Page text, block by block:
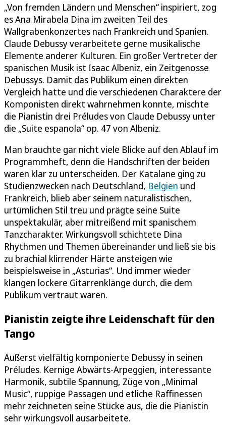
„Von fremden Ländern und Menschen“ inspiriert, zog
es Ana Mirabela Dina im zweiten Teil des
Wallgrabenkonzertes nach Frankreich und Spanien.
Claude Debussy verarbeitete gerne musikalische
Elemente anderer Kulturen. Ein großer Vertreter der
spanischen Musik ist Isaac Albeniz, ein Zeitgenosse
Debussys. Damit das Publikum einen direkten
Vergleich hatte und die verschiedenen Charaktere der
Komponisten direkt wahrnehmen konnte, mischte
die Pianistin drei Préludes von Claude Debussy unter
die „Suite espanola“ op. 47 von Albeniz.
Man brauchte gar nicht viele Blicke auf den Ablauf im
Programmheft, denn die Handschriften der beiden
waren klar zu unterscheiden. Der Katalane ging zu
Studienzwecken nach Deutschland, Belgien und
Frankreich, blieb aber seinem naturalistischen,
urtümlichen Stil treu und prägte seine Suite
unspektakulär, aber mitreißend mit spanischem
Tanzcharakter. Wirkungsvoll schichtete Dina
Rhythmen und Themen übereinander und ließ sie bis
zu brachial klirrender Härte ansteigen wie
beispielsweise in „Asturias“. Und immer wieder
klangen lockere Gitarrenklänge durch, die dem
Publikum vertraut waren.
Pianistin zeigte ihre Leidenschaft für den
Tango
Äußerst vielfältig komponierte Debussy in seinen
Préludes. Kernige Abwärts-Arpeggien, interessante
Harmonik, subtile Spannung, Züge von „Minimal
Music“, ruppige Passagen und etliche Raffinessen
mehr zeichneten seine Stücke aus, die die Pianistin
sehr wirkungsvoll ausarbeitete.